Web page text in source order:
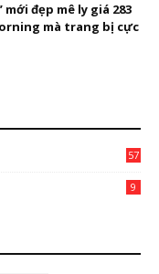
mới đẹp mê ly giá 283
mà trang bị cực
57
9